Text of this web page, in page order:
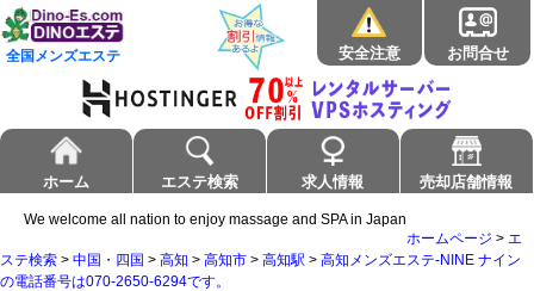
全国メンズエステ 安全注意 お問合せ
ホーム エステ検索 求人情報 売却店舗情報
We welcome all nation to enjoy massage and SPA in Japan
ホームページ > エ
ステ検索 > 中国・四国 > 高知 > 高知市 > 高知駅 > 高知メンズエステ-NINE ナイン
の電話番号は070-2650-6294です。